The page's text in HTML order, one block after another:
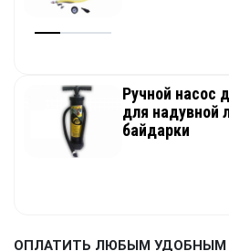
Ручной насос
для надувной
байдарки
ОПЛАТИТЬ ЛЮБЫМ УДОБНЫМ